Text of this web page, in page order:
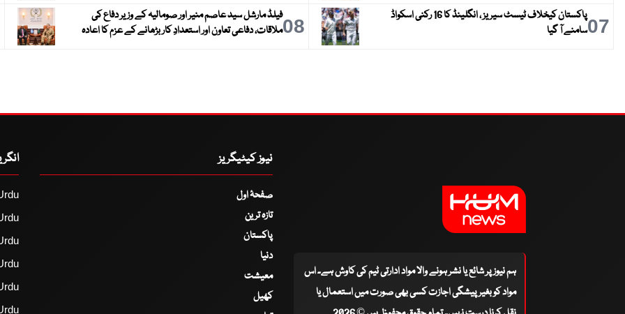
07
پاکستان کیخلاف ٹیسٹ سیریز ، انگلینڈ کا 16 رکنی اسکواڈ
سامنے آ گیا
08فیلڈ مارشل سید عاصم منیر اور صومالیہ کے وزیر دفاع کی
ملاقات، دفاعی تعاون اور استعدادِ کار بڑھانے کے عزم کا اعادہ
ہم نیوز پر شائع یا نشر ہونے والا مواد ادارتی ٹیم کی کاوش ہے۔ اس
مواد کو بغیر پیشگی اجازت کسی بھی صورت میں استعمال یا
نیوز کیٹیگریز
صفحۂ اول
تازہ ترین
پاکستان
دنیا
معیشت
کھیل